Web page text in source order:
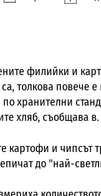
филийки и
толкова повече
хранителни
хляб, съобщава
картофи и чипсът
до "най-